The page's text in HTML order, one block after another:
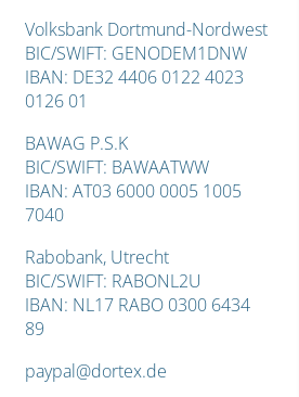
Volksbank Dortmund-Nordwest
BIC/SWIFT: GENODEM1DNW
IBAN: DE32 4406 0122 4023
0126 01
BAWAG P.S.K
BIC/SWIFT: BAWAATWW
IBAN: AT03 6000 0005 1005
7040
Rabobank, Utrecht
BIC/SWIFT: RABONL2U
IBAN: NL17 RABO 0300 6434
89
paypal@dortex.de